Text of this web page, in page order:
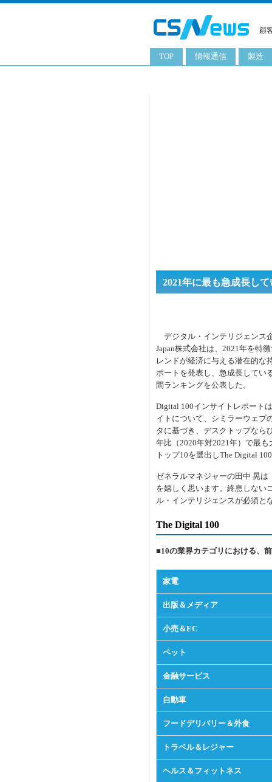
顧
TOP 情報通信 製造
2021年に最も急成長し
デジタル・インテリジェンス
Japan株式会社は、2021年を特
レンドが経済に与える潜在的な
ポートを発表し、急成長してい
間ランキングを公表した。
Digital 100インサイトレポート
イトについて、シミラーウェブ
タに基づき、デスクトップなら
年比（2020年対2021年）で最
トップ10を選出しThe Digital
ゼネラルマネジャーの田中 晃
を嬉しく思います。終息しない
ル・インテリジェンスが必須と
The Digital 100
■10の業界カテゴリにおける、
家電
出版＆メディア
小売＆EC
ペット
金融サービス
自動車
フードデリバリー＆外食
トラベル＆レジャー
ヘルス＆フィットネス